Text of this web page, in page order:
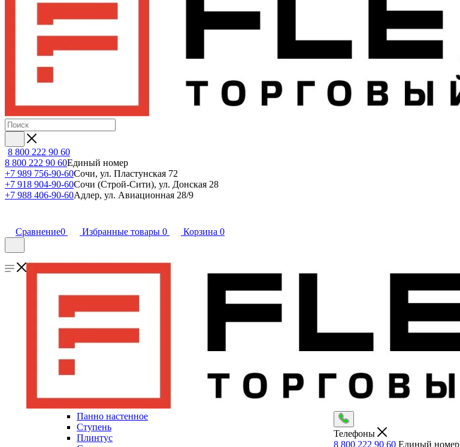
8 800 222 90 60
8 800 222 90 60Единый номер
+7 989 756-90-60Сочи, ул. Пластунская 72
+7 918 904-90-60Сочи (Строй-Сити), ул. Донская 28
+7 988 406-90-60Адлер, ул. Авиационная 28/9
Сравнение0 Избранные товары 0 Корзина 0
Телефоны
8 800 222 90 60 Единый номер
Панно настенное
Ступень
Плинтус